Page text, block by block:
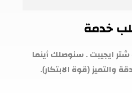
خدمة
ايجيبت . سنوصلك أينما
والتميز (قوة الابتكار).